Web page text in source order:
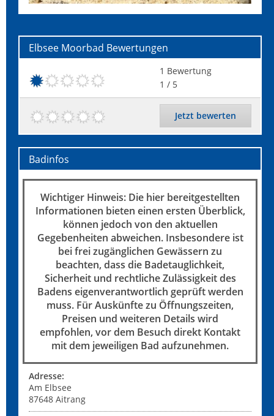
Elbsee Moorbad Bewertungen
1 Bewertung
1 / 5
Jetzt bewerten
Badinfos
Wichtiger Hinweis: Die hier bereitgestellten
Informationen bieten einen ersten Überblick,
können jedoch von den aktuellen
Gegebenheiten abweichen. Insbesondere ist
bei frei zugänglichen Gewässern zu
beachten, dass die Badetauglichkeit,
Sicherheit und rechtliche Zulässigkeit des
Badens eigenverantwortlich geprüft werden
muss. Für Auskünfte zu Öffnungszeiten,
Preisen und weiteren Details wird
empfohlen, vor dem Besuch direkt Kontakt
mit dem jeweiligen Bad aufzunehmen.
Adresse:
Am Elbsee
87648 Aitrang